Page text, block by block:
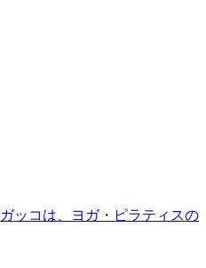
ッコは、ヨガ・ピラティスの